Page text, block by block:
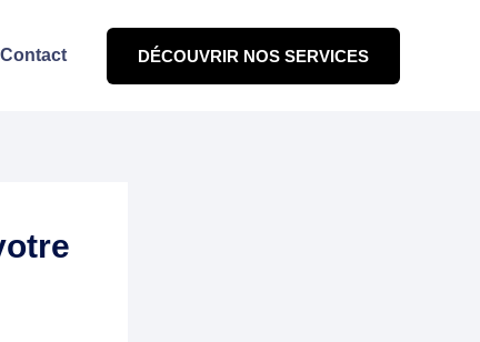
Contact DÉCOUVRIR NOS SERVICES